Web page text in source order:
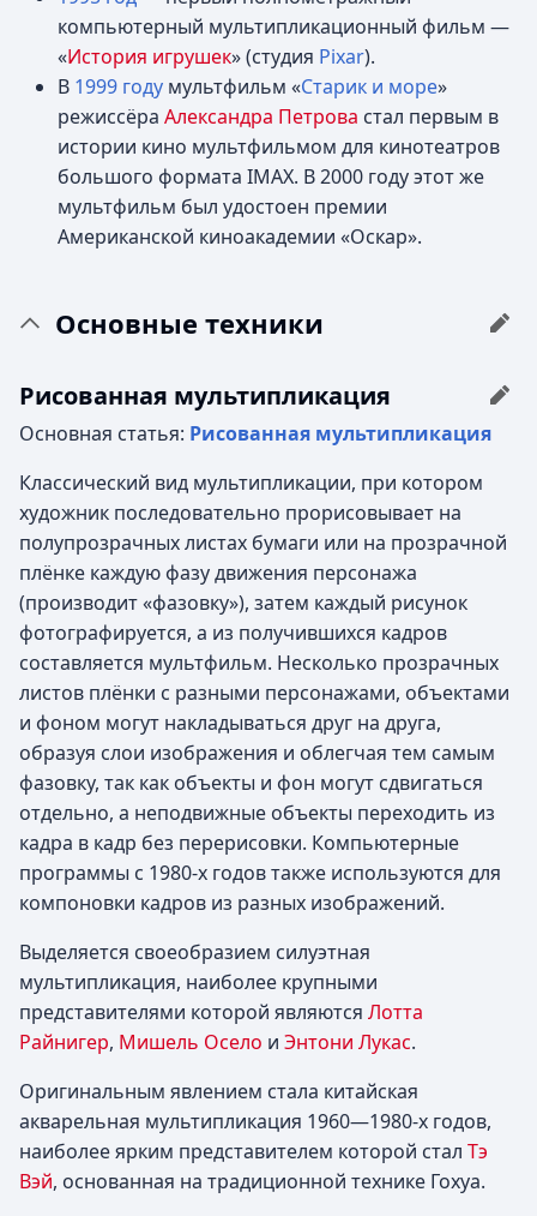
компьютерный мультипликационный фильм —
«История игрушек» (студия Pixar).
В 1999 году мультфильм «Старик и море»
режиссёра Александра Петрова стал первым в
истории кино мультфильмом для кинотеатров
большого формата IMAX. В 2000 году этот же
мультфильм был удостоен премии
Американской киноакадемии «Оскар».
Основные техники
Рисованная мультипликация
Основная статья: Рисованная мультипликация
Классический вид мультипликации, при котором
художник последовательно прорисовывает на
полупрозрачных листах бумаги или на прозрачной
плёнке каждую фазу движения персонажа
(производит «фазовку»), затем каждый рисунок
фотографируется, а из получившихся кадров
составляется мультфильм. Несколько прозрачных
листов плёнки с разными персонажами, объектами
и фоном могут накладываться друг на друга,
образуя слои изображения и облегчая тем самым
фазовку, так как объекты и фон могут сдвигаться
отдельно, а неподвижные объекты переходить из
кадра в кадр без перерисовки. Компьютерные
программы с 1980-х годов также используются для
компоновки кадров из разных изображений.
Выделяется своеобразием силуэтная
мультипликация, наиболее крупными
представителями которой являются Лотта
Райнигер, Мишель Осело и Энтони Лукас.
Оригинальным явлением стала китайская
акварельная мультипликация 1960—1980-х годов,
наиболее ярким представителем которой стал Тэ
Вэй, основанная на традиционной технике Гохуа.